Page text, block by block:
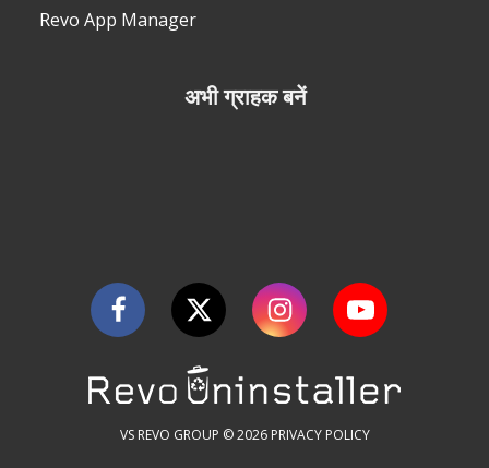
Revo App Manager
अभी ग्राहक बनें
VS REVO GROUP © 2026 PRIVACY POLICY